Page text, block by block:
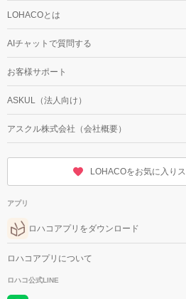
LOHACOとは
AIチャットで質問する
お客様サポート
ASKUL（法人向け）
アスクル株式会社（会社概要）
LOHACOをお気に入り
アプリ
ロハコアプリをダウンロード
ロハコアプリについて
ロハコ公式LINE